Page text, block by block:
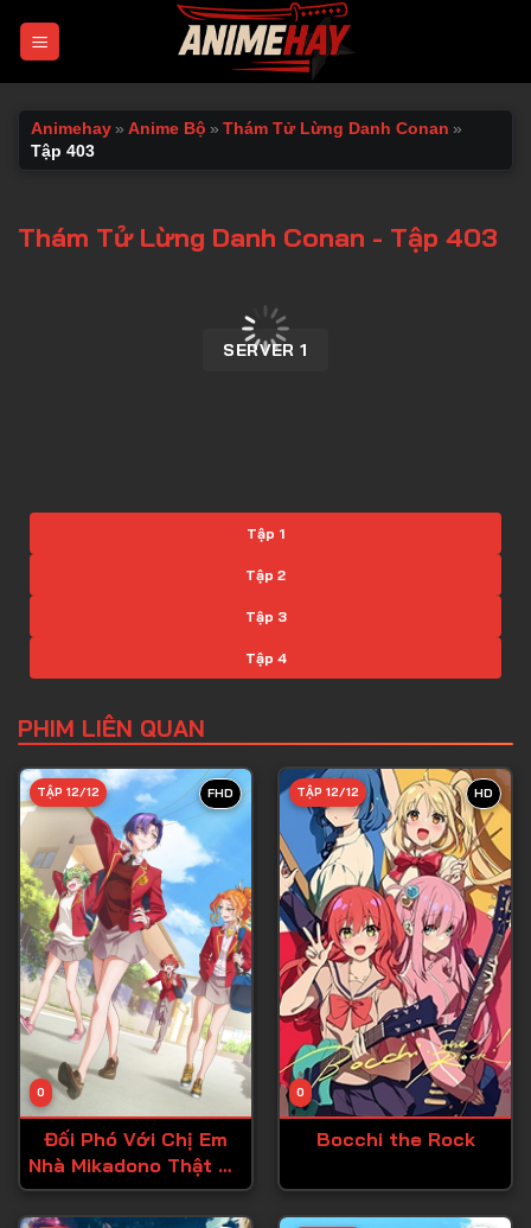
Animehay » Anime Bộ » Thám Tử Lừng Danh Conan »
Tập 403
Thám Tử Lừng Danh Conan - Tập 403
SERVER 1
Tập 1
Tập 2
Tập 3
Tập 4
Tập 6
Tập 9
Tập 10
Tập 11
Tập 12
Tập 13
Tập 14
Tập 15
Tập 17
PHIM LIÊN QUAN
FHD
0
TẬP 12/12
Đối Phó Với Chị Em
Nhà Mikadono Thật Dễ
Dàng
HD
0
TẬP 12/12
Bocchi the Rock